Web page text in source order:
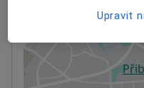
Lázně Hodonín
Měšťanská 140,
Upravit